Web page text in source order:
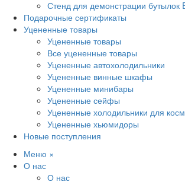
Стенд для демонстрации бутылок
Подарочные сертификаты
Уцененные товары
Уцененные товары
Все уцененные товары
Уцененные автохолодильники
Уцененные винные шкафы
Уцененные минибары
Уцененные сейфы
Уцененные холодильники для
Уцененные хьюмидоры
Новые поступления
Меню ×
О нас
О нас